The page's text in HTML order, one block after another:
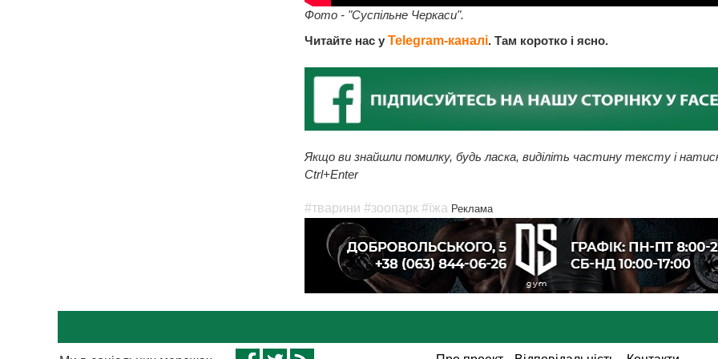
Фото - "Суспільне Черкаси".
Читайте нас у Telegram-каналі. Там коротко і ясно.
Якщо ви знайшли помилку, будь ласка, виділіть частину тексту і
Ctrl+Enter
#тварини #зоопарк #їжа Реклама